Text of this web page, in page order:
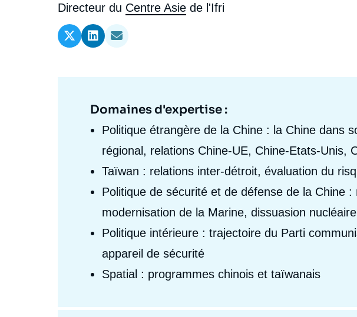
Politique étrangère
Russie - Eurasiel'expert
de
l'expert
Intitulé
du
poste
Directeur du Centre Asiede l'Ifri
Domaine
d'expertises
Domaines d'expertise :
Politique étrangère de la Chine : la Chine dans
régional, relations Chine-UE, Chine-Etats-Unis,
Taïwan : relations inter-détroit, évaluation du
Politique de sécurité et de défense de la Chine :
modernisation de la Marine, dissuasion nucléaire
Politique intérieure : trajectoire du Parti
appareil de sécurité
Spatial : programmes chinois et taïwanais